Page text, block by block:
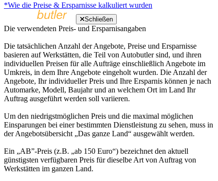
*Wie die Preise & Ersparnisse kalkuliert wurden
Schließen
Die verwendeten Preis- und Ersparnisangaben
Die tatsächlichen Anzahl der Angebote, Preise und Ersparnisse
basieren auf Werkstätten, die Teil von Autobutler sind, und ihren
individuellen Preisen für alle Aufträge einschließlich Angebote im
Umkreis, in dem Ihre Angebote eingeholt wurden. Die Anzahl der
Angebote, Ihr individueller Preis und Ihre Ersparnis können je nach
Automarke, Modell, Baujahr und an welchem Ort im Land Ihr
Auftrag ausgeführt werden soll variieren.
Um den niedrigstmöglichen Preis und die maximal möglichen
Einsparungen bei einer bestimmten Dienstleistung zu sehen, muss in
der Angebotsübersicht „Das ganze Land“ ausgewählt werden.
Ein „AB”-Preis (z.B. „ab 150 Euro“) bezeichnet den aktuell
günstigsten verfügbaren Preis für dieselbe Art von Auftrag von
Werkstätten im ganzen Land.